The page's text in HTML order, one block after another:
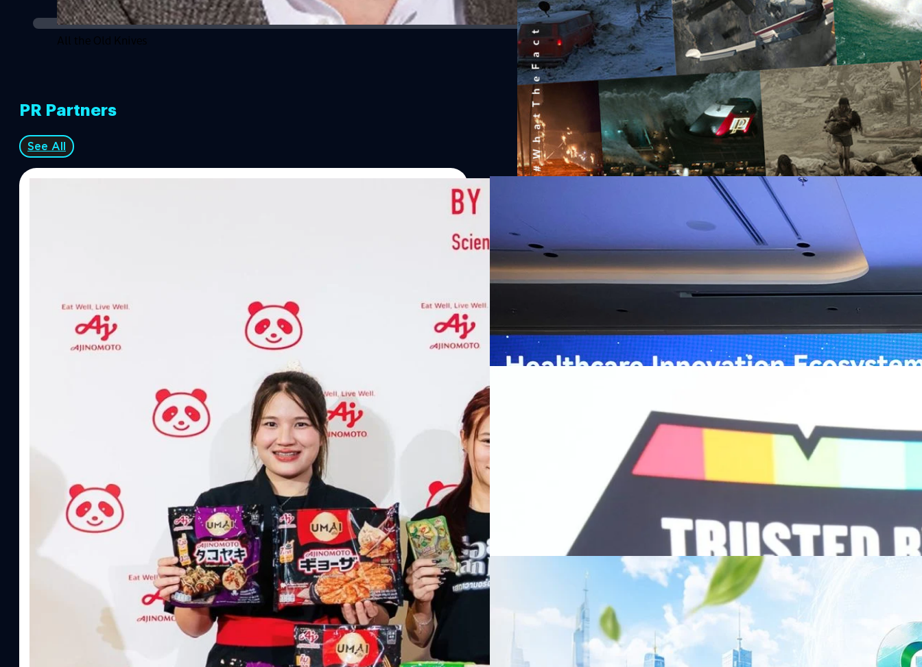
All the Old Knives
The Highest Budget Cost
Series
PR Partners
See All
บริษัท อายิโนะโมะโต๊ะ (ประเทศไทย) จำกัด จัดงาน The Heartbeat by “AminoScience” ร่วมเปิดเผย
แนวคิดการดำเนินธุรกิจและการพัฒนาผลิตภัณฑ์ที่ขับเคลื่อนด้วยเทคโนโลยีทางอาหาร และข้อมูลพฤติกรรม
ผู้บริโภค ท่ามกลางการเติบโตของตลาด Health & Wellness ในประเทศไทย ซึ่งมีมูลค่ามากกว่า 1.5 ล้านล้าน
บาท หรือคิดเป็นสัดส่วนราว 8% ของผลิตภัณฑ์มวลรวมในประเทศ (GDP) กลุ่มธุรกิจเทคโนโลยีและองค์
ความรู้หลักรูปแบบผลิตภัณฑ์ / โซลูชันกลุ่มเป้าหมายหลักNutrition & Well-beingAminoScience (การใช้
ประโยชน์จากกรดอะมิโน)aminoVITAL, AminoNITE,
หัวเว่ยเดินหน้าปฏิวัติวงการสาธารณสุขไทยด้วย AI เปิดตัว 4 นวัตกรรมเปลี่ยน
เกมเร่งเครื่อง AI เพื่อการแพทย์ในประเทศไทย
กรุงเทพฯ, 7 สิงหาคม 2569 — หัวเว่ย จัดงาน “Huawei AI+ Healthcare Summit” ภายใต้งาน Huawei
Thailand Digital & AI Summit 2026 รวมผู้นำด้านนโยบายสาธารณสุข ผู้บริหารโรงพยาบาลชั้นนำ และ
พันธมิตรด้านเทคโนโลยีจากไทยและจีน ร่วมขับเคลื่อนอนาคตของระบบสาธารณสุขไทยด้วยนวัตกรรมและ
ปัญญาประดิษฐ์ (AI) พร้อมประกาศความร่วมมือครั้งสำคัญเพื่อยกระดับ Healthcare Ecosystem ของ
ประเทศอย่างเป็นทางการ นายปีเตอร์ จาง ประธานกลุ่มธุรกิจการศึกษาและสาธารณสุขต่างประเทศ บริษัท หัว
เว่ย เทคโนโลยี่ จำกัด ได้กล่าวถึงความมุ่งมั่นของหัวเว่ยในการสนับสนุนการเปลี่ยนผ่านสู่ยุคดิจิทัลของระบบ
สาธารณสุขไทย และบทบาทของเทคโนโลยี AI ในการยกระดับคุณภาพการให้บริการทางการแพทย์ให้เข้าถึง
ประชาชนได้อย่างทั่วถึงมากขึ้น ภายใต้แนวคิด “AI for Health, Health for All” “วันนี้ปัญญาประดิษฐ์กำลังเข้า
มาเปลี่ยนแปลงอุตสาหกรรมสาธารณสุขอย่างรวดเร็ว หัวเว่ยมีประสบการณ์ตรงจากการพัฒนาแพลตฟอร์ม
หลายแห่งในจีน เราเชื่อมั่นว่าความร่วมมือระหว่างหัวเว่ยกับพันธมิตรไทยในวันนี้จะช่วยผลักดันวิสัยทัศน์…
Read More
Recurring Revenue เร่งเครื่อง New Growth Engine พร้อมจ่ายปันผล 0.10
บริษัท ซินเน็ค (ประเทศไทย) จำกัด (มหาชน) หรือ SYNNEX โชว์ผลการดำเนินงานแข็งแกร่ง กำไรสุทธิ
ไตรมาส 2 และงวด 6 เดือนแรกของปี 2569 เติบโต 17.8% และ 17.7% จากช่วงเดียวกันของปีก่อน สูงกว่าการ
เติบโตของรายได้อย่างมีนัยสำคัญ พร้อมประกาศจ่ายเงินปันผลระหว่างกาล 0.10 บาทต่อหุ้น โดยกำหนดวันที่
ไม่ได้รับสิทธิปันผล (XD) วันที่ 19 สิงหาคม 2569 และกำหนดจ่ายเงินปันผลวันที่ 2 กันยายน 2569 นางสาวสุ
ธิดา มงคลสุธี ประธานเจ้าหน้าที่บริหาร บริษัท ซินเน็ค (ประเทศไทย) จำกัด (มหาชน) เปิดเผยว่า ในช่วงครึ่งปี
แรกบริษัทเดินหน้าขับเคลื่อน Business Transformation อย่างต่อเนื่อง ผ่านการยกระดับจากผู้จัดจำหน่าย
สินค้าไอที สู่การเป็น Digital Infrastructure Platform เพื่อรองรับการเติบโตของเศรษฐกิจ AI โดยมุ่งเพิ่ม
สัดส่วนธุรกิจที่มีมูลค่าเพิ่ม ควบคู่กับการขยายเครือข่ายพันธมิตรเทคโนโลยีระดับโลก…
| 1 days ago
ครบรอบ 6 ปี สำนักข่าว TODAY เปิดเวทีใหญ่ SUSTAIN CITY: THE GREEN
TRANSITION ถกแนวทางปรับตัวสู่เศรษฐกิจสีเขียวอย่างยั่งยืน
เนื่องในโอกาสครบรอบ 6 ปี สำนักข่าว TODAY จัดงาน SUSTAIN CITY: THE GREEN TRANSITION เวทีแลก
เปลี่ยนมุมมองเกี่ยวกับการเปลี่ยนผ่านสู่เศรษฐกิจและสังคมสีเขียว พร้อมนำเสนอแนวทางที่สามารถนำไป